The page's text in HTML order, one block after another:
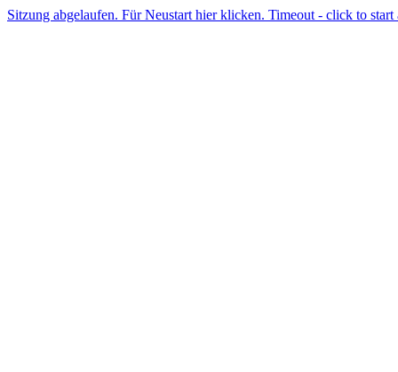
Sitzung abgelaufen. Für Neustart hier klicken. Timeout - click to start